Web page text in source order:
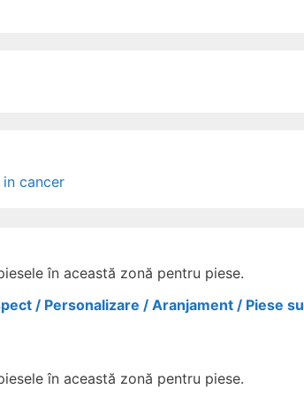
cancer
în această zonă pentru piese.
/ Personalizare / Aranjament / Piese
în această zonă pentru piese.